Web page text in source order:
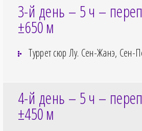
3-й день – 5ч –
±650м
Туррет сюр Лу. Сен-Жанэ, Сен-
4-й день – 5ч –
±450м